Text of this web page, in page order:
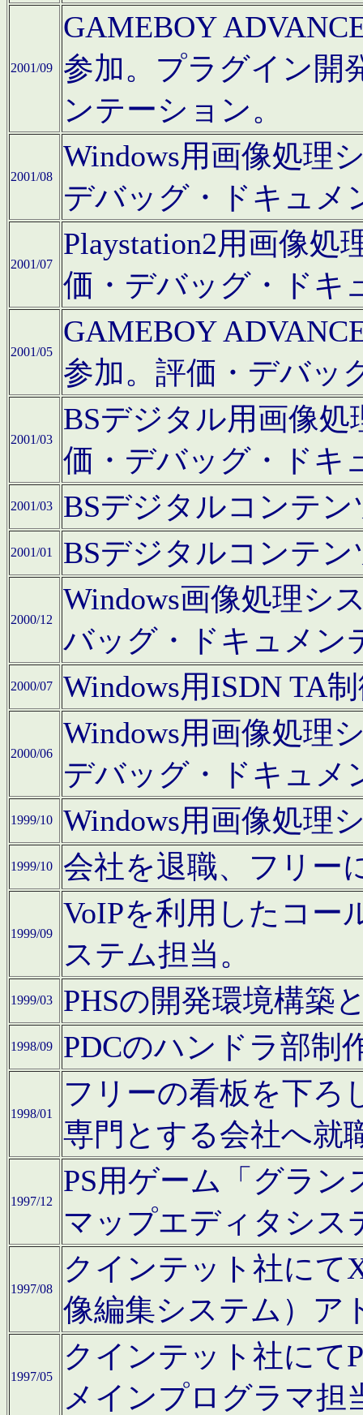
2001/09
GAMEBOY
参加。プラグイン開
ンテーション。
2001/08
Windows用画像処理
デバッグ・ドキュメ
2001/07
Playstation2用画像
価・デバッグ・ドキ
2001/05
GAMEBOY
参加。評価・デバッ
2001/03
BSデジタル用画像
価・デバッグ・ドキ
2001/03 BSデジタルコンテ
2001/01 BSデジタルコンテ
2000/12
Windows画像処理シ
バッグ・ドキュメン
2000/07 Windows用ISDN TA
2000/06
Windows用画像処理
デバッグ・ドキュメ
1999/10 Windows用画像処理
1999/10 会社を退職、フリー
1999/09
VoIPを利用したコー
ステム担当。
1999/03 PHSの開発環境構築
1998/09 PDCのハンドラ部制
1998/01
フリーの看板を下ろ
専門とする会社へ就
1997/12
PS用ゲーム「グラン
マップエディタシス
1997/08
クインテット社にて
像編集システム）ア
1997/05
クインテット社にて
メインプログラマ担